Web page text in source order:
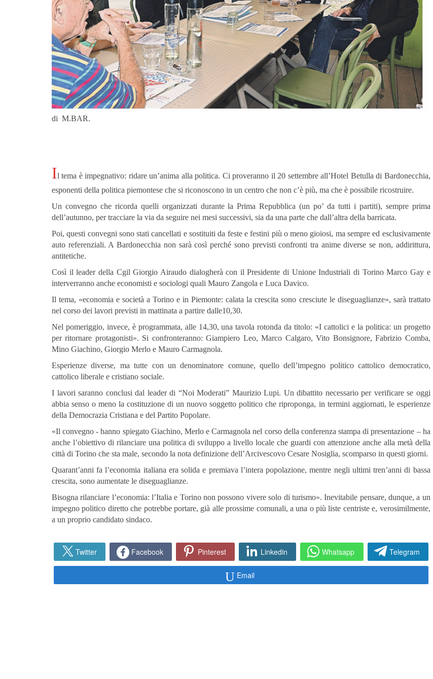
di M.BAR.
Il tema è impegnativo: ridare un’anima alla politica. Ci proveranno il 20 settembre all’Hotel Betulla di Bardonecchia,
esponenti della politica piemontese che si riconoscono in un centro che non c’è più, ma che è possibile ricostruire.
Un convegno che ricorda quelli organizzati durante la Prima Repubblica (un po’ da tutti i partiti), sempre prima
dell’autunno, per tracciare la via da seguire nei mesi successivi, sia da una parte che dall’altra della barricata.
Poi, questi convegni sono stati cancellati e sostituiti da feste e festini più o meno gioiosi, ma sempre ed esclusivamente
auto referenziali. A Bardonecchia non sarà così perché sono previsti confronti tra anime diverse se non, addirittura,
antitetiche.
Così il leader della Cgil Giorgio Airaudo dialogherà con il Presidente di Unione Industriali di Torino Marco Gay e
interverranno anche economisti e sociologi quali Mauro Zangola e Luca Davico.
Il tema, «economia e società a Torino e in Piemonte: calata la crescita sono cresciute le diseguaglianze», sarà trattato
nel corso dei lavori previsti in mattinata a partire dalle10,30.
Nel pomeriggio, invece, è programmata, alle 14,30, una tavola rotonda da titolo: «I cattolici e la politica: un progetto
per ritornare protagonisti». Si confronteranno: Giampiero Leo, Marco Calgaro, Vito Bonsignore, Fabrizio Comba,
Mino Giachino, Giorgio Merlo e Mauro Carmagnola.
Esperienze diverse, ma tutte con un denominatore comune, quello dell’impegno politico cattolico democratico,
cattolico liberale e cristiano sociale.
I lavori saranno conclusi dal leader di “Noi Moderati” Maurizio Lupi. Un dibattito necessario per verificare se oggi
abbia senso o meno la costituzione di un nuovo soggetto politico che riproponga, in termini aggiornati, le esperienze
della Democrazia Cristiana e del Partito Popolare.
«Il convegno - hanno spiegato Giachino, Merlo e Carmagnola nel corso della conferenza stampa di presentazione – ha
anche l’obiettivo di rilanciare una politica di sviluppo a livello locale che guardi con attenzione anche alla metà della
città di Torino che sta male, secondo la nota definizione dell’Arcivescovo Cesare Nosiglia, scomparso in questi giorni.
Quarant’anni fa l’economia italiana era solida e premiava l’intera popolazione, mentre negli ultimi tren’anni di bassa
crescita, sono aumentate le diseguaglianze.
Bisogna rilanciare l’economia: l’Italia e Torino non possono vivere solo di turismo». Inevitabile pensare, dunque, a un
impegno politico diretto che potrebbe portare, già alle prossime comunali, a una o più liste centriste e, verosimilmente,
a un proprio candidato sindaco.
Twitter Facebook Pinterest Linkedin Whatsapp Telegram
Email